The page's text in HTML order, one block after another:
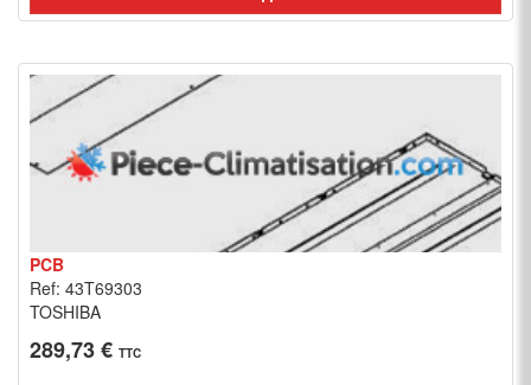
PCB
Ref: 43T69303
TOSHIBA
289,73 € TTC